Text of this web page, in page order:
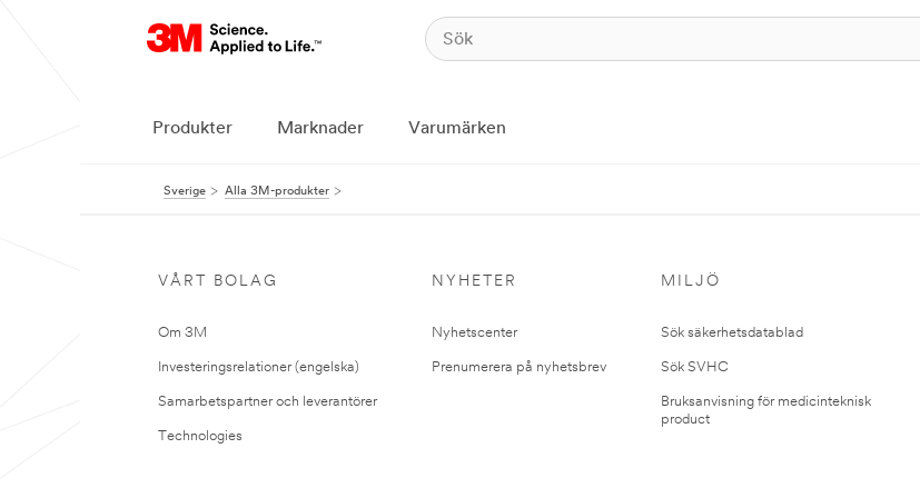
Produkter Marknader Varumärken
Sverige Alla 3M-produkter
VÅRT BOLAG
Om 3M
Investeringsrelationer (engelska)
Samarbetspartner och leverantörer
Technologies
NYHETER
Nyhetscenter
Prenumerera på nyhetsbrev
MILJÖ
Sök säkerhetsdatablad
Sök SVHC
Bruksanvisning för medicinteknisk
product